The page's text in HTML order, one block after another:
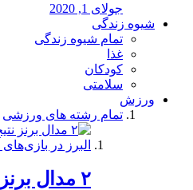
جولای 1, 2020
شیوه زندگی
تمام شیوه زندگی
غذا
کودکان
سلامتی
ورزش
تمام رشته های ورزشی